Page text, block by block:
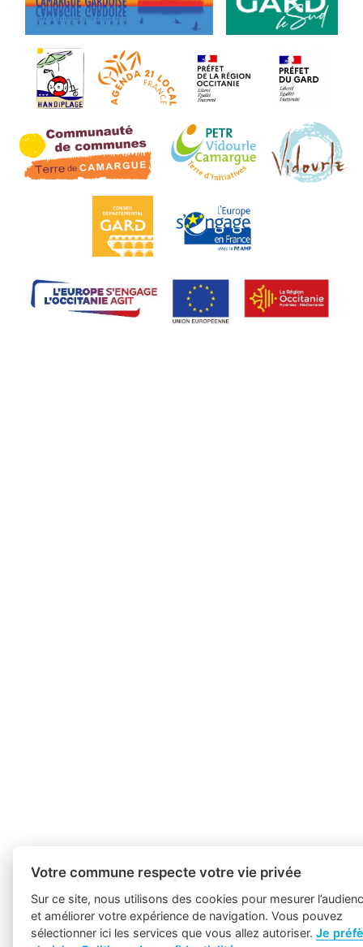
Votre commune respecte votre vie privée
Sur ce site, nous utilisons des cookies pour mesurer
et améliorer votre expérience de navigation. Vous pouvez
sélectionner ici les services que vous allez autoriser.Je